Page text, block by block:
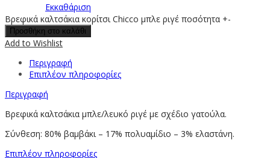
Εκκαθάριση
Βρεφικά καλτσάκια κορίτσι Chicco μπλε ριγέ ποσότητα +-
Προσθήκη στο καλάθι
Add to Wishlist
Περιγραφή
Επιπλέον πληροφορίες
Περιγραφή
Βρεφικά καλτσάκια μπλε/λευκό ριγέ με σχέδιο γατούλα.
Σύνθεση: 80% βαμβάκι – 17% πολυαμίδιο – 3% ελαστάνη.
Επιπλέον πληροφορίες